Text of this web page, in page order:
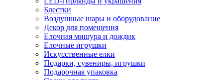
Блестки
Воздушные шары и оборудование
Декор для помещения
Елочная мишура и дождик
Елочные игрушки
Искусственные елки
Подарки, сувениры, игрушки
Подарочная упаковка